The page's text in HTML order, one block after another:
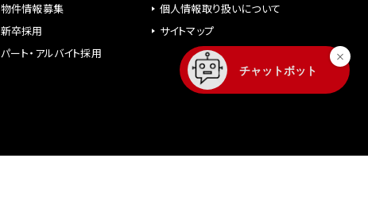
物件情報募集
新卒採用
パート・アルバイト採用
個人情報取り扱いについて
サイトマップ